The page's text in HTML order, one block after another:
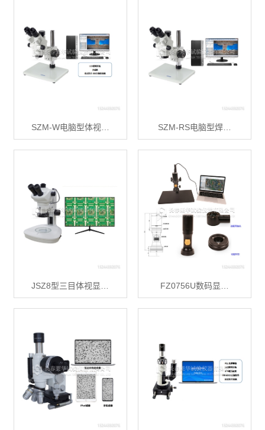
SZM-W电脑型体视… SZM-RS电脑型焊…
JSZ8型三目体视显… FZ0756U数码显…
扫描微信二维码 X